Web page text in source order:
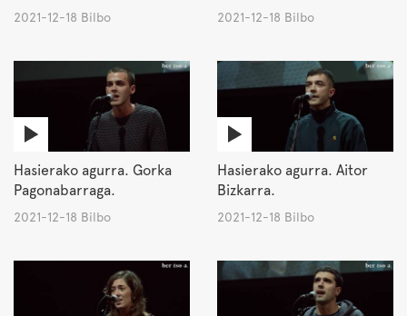
2021-12-18 Bilbo 2021-12-18 Bilbo
Hasierako agurra. Gorka
Pagonabarraga.
2021-12-18 Bilbo
Hasierako agurra. Aitor
Bizkarra.
2021-12-18 Bilbo